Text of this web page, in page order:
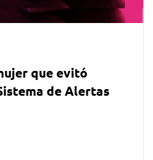
que evitó
de Alertas